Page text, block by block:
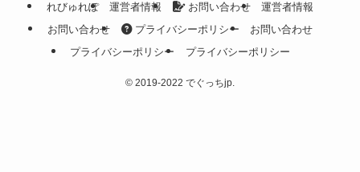
れびゅれぽ
運営者情報 お問い合わせ
運営者情報
お問い合わせ
プライバシーポリシー
お問い合わせ
プライバシーポリシー
プライバシーポリシー
© 2019-2022 でぐっちjp.